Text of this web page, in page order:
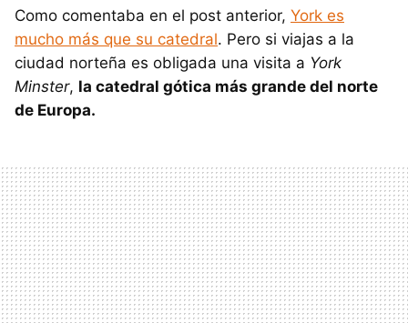
Como comentaba en el post anterior, York es
mucho más que su catedral. Pero si viajas a la
ciudad norteña es obligada una visita a York
Minster, la catedral gótica más grande del norte
de Europa.